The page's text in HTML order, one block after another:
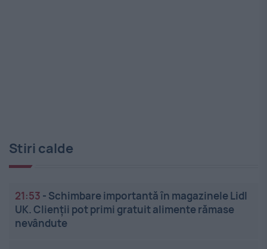
Stiri calde
21:53 - Schimbare importantă în magazinele Lidl
UK. Clienții pot primi gratuit alimente rămase
nevândute